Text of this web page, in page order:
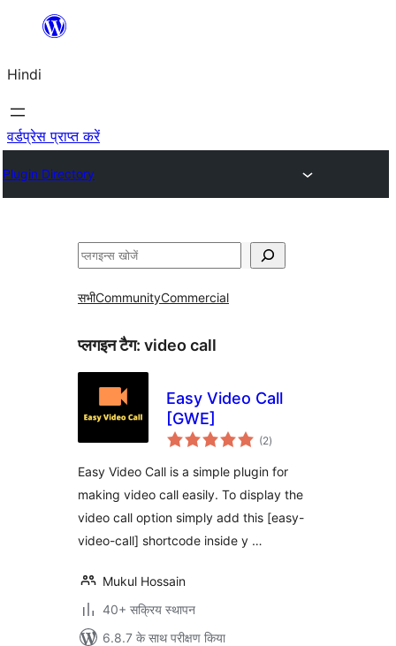
सामग्री
जाएं
Hindi
वर्डप्रेस प्राप्त करें
Plugin Directory
खोजें
सभीCommunityCommercial
प्लगइन टैग: video call
Easy Video Call
[GWE]
(2कुल
दर)
Easy Video Call is a simple plugin for
making video call easily. To display the
video call option simply add this [easy-
video-call] shortcode inside y …
Mukul Hossain
40+ सक्रिय स्थापन
6.8.7 के साथ परीक्षण किया